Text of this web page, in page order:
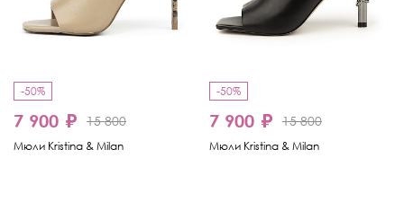
-50%
7 900 ₽ 15 800
Мюли Kristina & Milan
-50%
7 900 ₽ 15 800
Мюли Kristina & Milan